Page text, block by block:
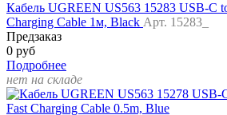
Кабель UGREEN US563 15283 USB-C
Charging Cable 1м, Black Арт. 15283_
Предзаказ
0 руб
Подробнее
нет на складе